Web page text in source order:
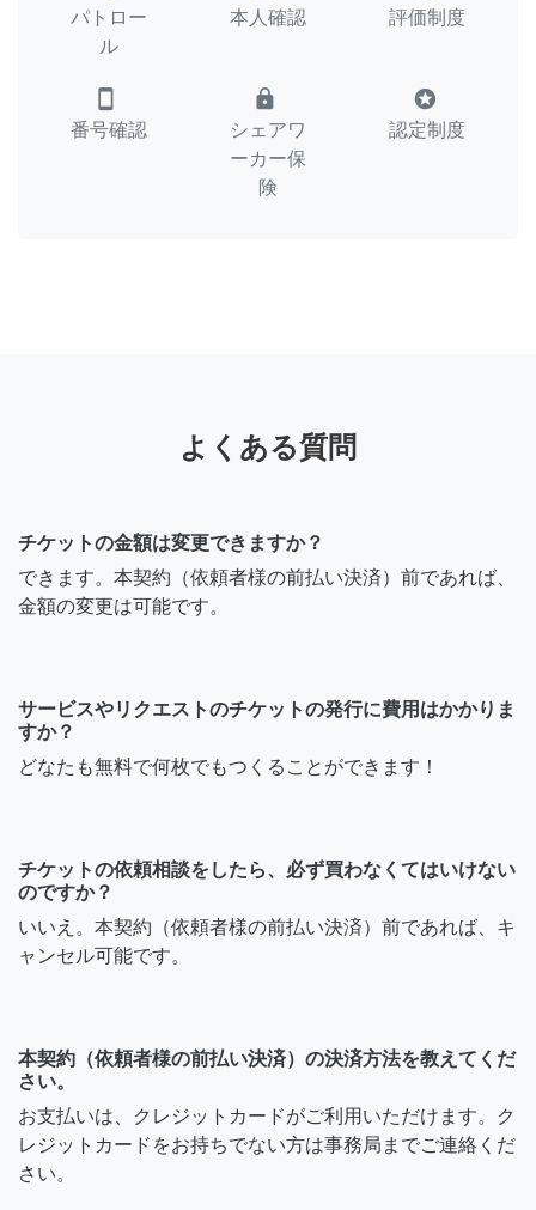
パトロー
ル
本人確認 評価制度
smartphone
番号確認
lock
シェアワ
ーカー保
険
stars
認定制度
よくある質問
チケットの金額は変更できますか？
できます。本契約（依頼者様の前払い決済）前であれば、
金額の変更は可能です。
サービスやリクエストのチケットの発行に費用はかかりま
すか？
どなたも無料で何枚でもつくることができます！
チケットの依頼相談をしたら、必ず買わなくてはいけない
のですか？
いいえ。本契約（依頼者様の前払い決済）前であれば、キ
ャンセル可能です。
本契約（依頼者様の前払い決済）の決済方法を教えてくだ
さい。
お支払いは、クレジットカードがご利用いただけます。ク
レジットカードをお持ちでない方は事務局までご連絡くだ
さい。